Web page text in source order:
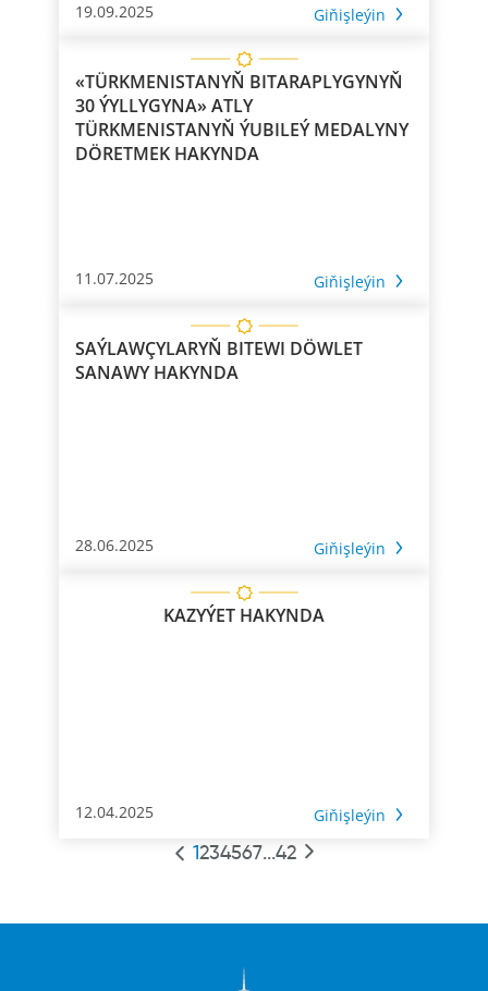
19.09.2025 Giňişleýin
«TÜRKMENISTANYŇ BITARAPLYGYNYŇ
30 ÝYLLYGYNA» ATLY
TÜRKMENISTANYŇ ÝUBILEÝ MEDALYNY
DÖRETMEK HAKYNDA
11.07.2025 Giňişleýin
SAÝLAWÇYLARYŇ BITEWI DÖWLET
SANAWY HAKYNDA
28.06.2025 Giňişleýin
KAZYÝET HAKYNDA
12.04.2025 Giňişleýin
1234567...42